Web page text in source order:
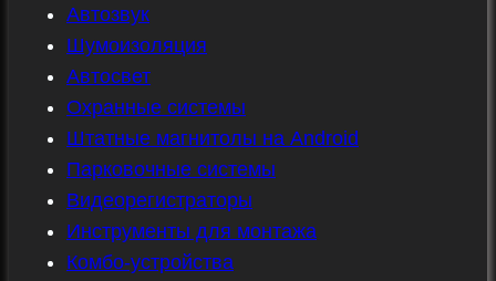
Автозвук
Шумоизоляция
Автосвет
Охранные системы
Штатные магнитолы на Android
Парковочные системы
Видеорегистраторы
Инструменты для монтажа
Комбо-устройства